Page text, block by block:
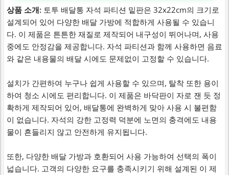
상품 소개: 토투 배달통 자석 파티션 밑판은 32x22cm의 크기로
설계되어 있어 다양한 배달 가방에 적합하게 사용될 수 있습니
다. 이 제품은 튼튼한 재질로 제작되어 내구성이 뛰어나며, 사용
중에도 안정감을 제공합니다. 자석 파티션과 함께 사용하면 음료
와 같은 내용물의 배달 시에도 문제없이 고정할 수 있습니다.
설치가 간편하여 누구나 쉽게 사용할 수 있으며, 탈착 또한 용이
하여 청소 시에도 편리합니다. 이 제품은 바닥판이 자로 잰 듯 정
확하게 제작되어 있어, 배달통에 완벽하게 맞아 사용 시 불편함
이 없습니다. 자석의 강한 고정력 덕분에 노면의 충격에도 내용
물이 흔들리지 않고 안전하게 유지됩니다.
또한, 다양한 배달 가방과 호환되어 사용 가능하여 선택의 폭이
넓습니다. 고객의 다양한 요구를 충족시키기 위해 설계된 이 제